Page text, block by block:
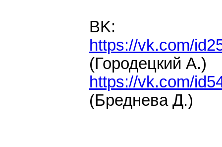
BK:
https://vk.com/
(Городецкий А.)
https://vk.com/
(Бреднева Д.)